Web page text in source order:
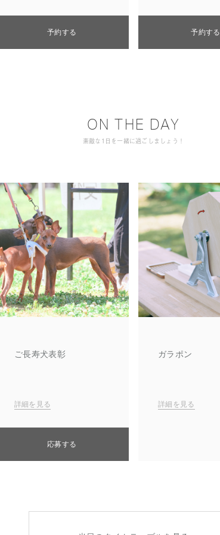
予約する 予約する
ON THE DAY
素敵な1日を一緒に過ごしましょう！
ご長寿犬表彰
詳細を見る
応募する
ガラポン
詳細を見る